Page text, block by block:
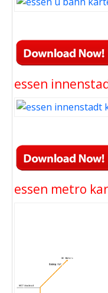
essen
essen metro